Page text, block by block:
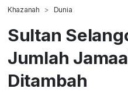
Khazanah Dunia
Sultan
Jumlah
Ditambah